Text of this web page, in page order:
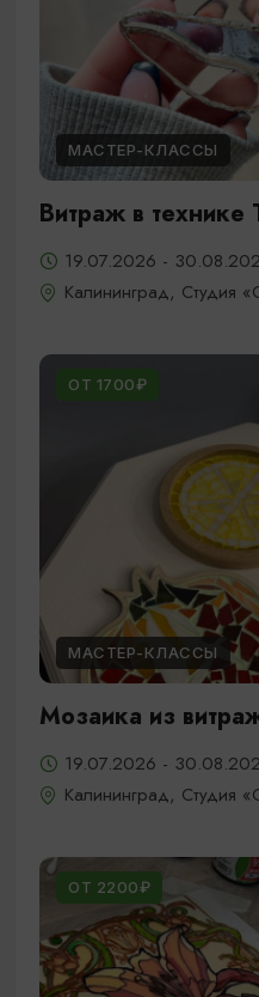
МАСТЕР-КЛАССЫ
Витраж в технике
19.07.2026 -
Калининград, Студия
ОТ 1700₽
МАСТЕР-КЛАССЫ
Мозаика из
19.07.2026 -
Калининград, Студия
ОТ 2200₽